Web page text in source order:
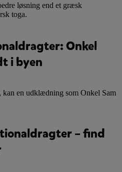
løsning end et græsk
toga.
Onkel
i byen
kan en udklædning som Onkel Sam
– find